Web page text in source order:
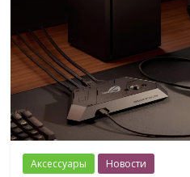
Аксессуары Новости